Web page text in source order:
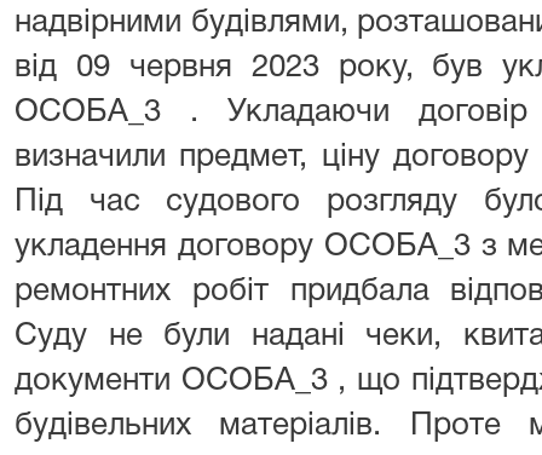
надвірними будівлями,
від 09 червня 2023 року, був
ОСОБА_3 . Укладаючи договір
визначили предмет, ціну
Під час судового розгляду
укладення договору ОСОБА_3 з
ремонтних робіт придбала
Суду не були надані чеки,
документи ОСОБА_3 , що
будівельних матеріалів. Проте